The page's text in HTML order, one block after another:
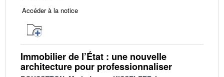
Accéder à la notice
Immobilier de l’État : une nouvelle
architecture pour professionnaliser